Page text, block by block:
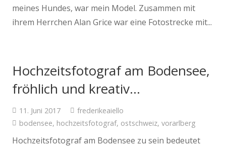
meines Hundes, war mein Model. Zusammen mit
ihrem Herrchen Alan Grice war eine Fotostrecke mit...
Hochzeitsfotograf am Bodensee,
fröhlich und kreativ…
11. Juni 2017
frederikeaiello
bodensee, hochzeitsfotograf, ostschweiz, vorarlberg
Hochzeitsfotograf am Bodensee zu sein bedeutet